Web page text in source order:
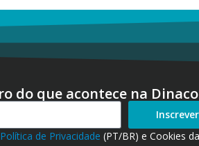
do que acontece na Dinaco
Política de Privacidade (PT/BR) e Cookies